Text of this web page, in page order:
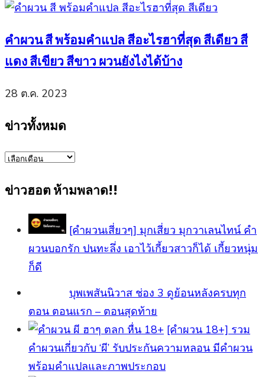
คำผวน สี พร้อมคำแปล สีอะไรฮาที่สุด สีเดียว สี
แดง สีเขียว สีขาว ผวนยังไงได้บ้าง
28 ต.ค. 2023
ข่าวทั้งหมด
ข่าว
ข่าวฮอต ห้ามพลาด!!
[คำผวนเสี่ยวๆ] มุกเสี่ยว มุกวาเลนไทน์ คำ
ผวนบอกรัก ปนทะลึ่ง เอาไว้เกี้ยวสาวก็ได้ เกี้ยวหนุ่ม
ก็ดี
บุพเพสันนิวาส ช่อง 3 ดูย้อนหลังครบทุก
ตอน ตอนแรก – ตอนสุดท้าย
[คําผวน 18+] รวม
คำผวนเกี่ยวกับ ‘ผี’ รับประกันความหลอน มีคำผวน
พร้อมคำแปลและภาพประกอบ